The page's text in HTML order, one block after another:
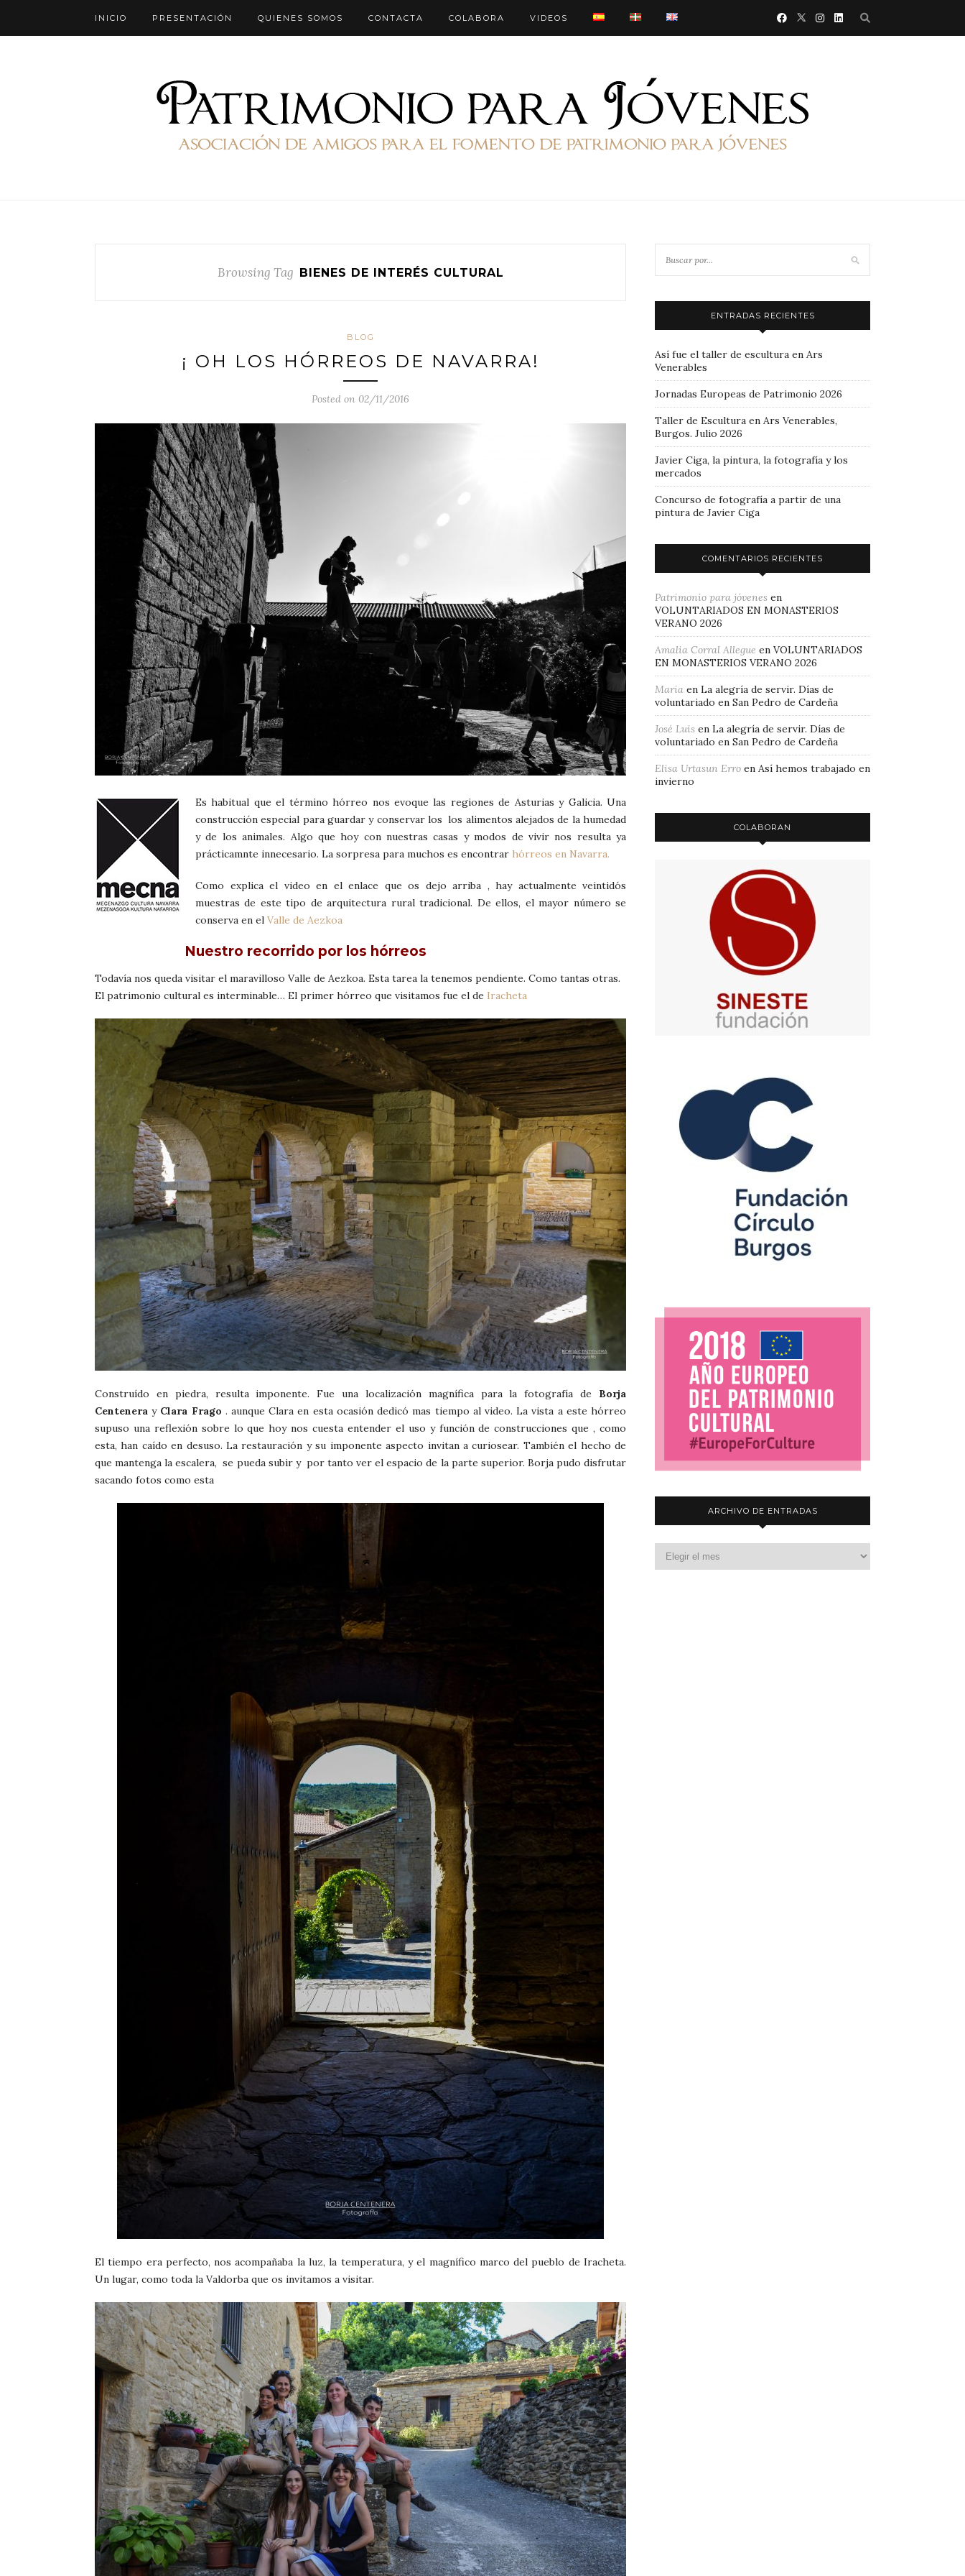
INICIO PRESENTACIÓN QUIENES SOMOS CONTACTA COLABORA VIDEOS
Browsing Tag BIENES DE INTERÉS CULTURAL
BLOG
¡ OH LOS HÓRREOS DE NAVARRA!
Posted on 02/11/2016
Es habitual que el término hórreo nos evoque las regiones de Asturias y Galicia. Una
construcción especial para guardar y conservar los los alimentos alejados de la humedad
y de los animales. Algo que hoy con nuestras casas y modos de vivir nos resulta ya
prácticamnte innecesario. La sorpresa para muchos es encontrar hórreos en Navarra.
Como explica el video en el enlace que os dejo arriba , hay actualmente veintidós
muestras de este tipo de arquitectura rural tradicional. De ellos, el mayor número se
conserva en el Valle de Aezkoa
Nuestro recorrido por los hórreos
Todavía nos queda visitar el maravilloso Valle de Aezkoa. Esta tarea la tenemos pendiente. Como tantas otras.
El patrimonio cultural es interminable… El primer hórreo que visitamos fue el de Iracheta
Construído en piedra, resulta imponente. Fue una localización magnífica para la fotografía de Borja
Centeneray Clara Frago . aunque Clara en esta ocasión dedicó mas tiempo al video. La vista a este hórreo
supuso una reflexión sobre lo que hoy nos cuesta entender el uso y función de construcciones que , como
esta, han caído en desuso. La restauración y su imponente aspecto invitan a curiosear. También el hecho de
que mantenga la escalera, se pueda subir y por tanto ver el espacio de la parte superior. Borja pudo disfrutar
sacando fotos como esta
El tiempo era perfecto, nos acompañaba la luz, la temperatura, y el magnífico marco del pueblo de Iracheta.
Un lugar, como toda la Valdorba que os invitamos a visitar.
ENTRADAS RECIENTES
Así fue el taller de escultura en Ars
Venerables
Jornadas Europeas de Patrimonio 2026
Taller de Escultura en Ars Venerables,
Burgos. Julio 2026
Javier Ciga, la pintura, la fotografía y los
mercados
Concurso de fotografía a partir de una
pintura de Javier Ciga
COMENTARIOS RECIENTES
Patrimonio para jóvenes en
VOLUNTARIADOS EN MONASTERIOS
VERANO 2026
Amalia Corral Allegue en VOLUNTARIADOS
EN MONASTERIOS VERANO 2026
Maria en La alegría de servir. Días de
voluntariado en San Pedro de Cardeña
José Luis en La alegría de servir. Días de
voluntariado en San Pedro de Cardeña
Elisa Urtasun Erro en Así hemos trabajado en
invierno
COLABORAN
ARCHIVO DE ENTRADAS